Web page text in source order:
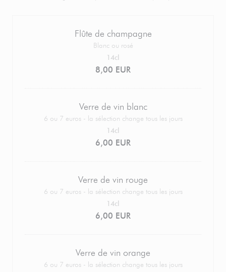
Flûte de champagne
Blanc ou rosé
8,00 EUR
14cl
Verre de vin blanc
6 ou 7 euros - la sélection change tous les jours
6,00 EUR
14cl
Verre de vin rouge
6 ou 7 euros - la sélection change tous les jours
6,00 EUR
14cl
Verre de vin orange
6 ou 7 euros - la sélection change tous les jours